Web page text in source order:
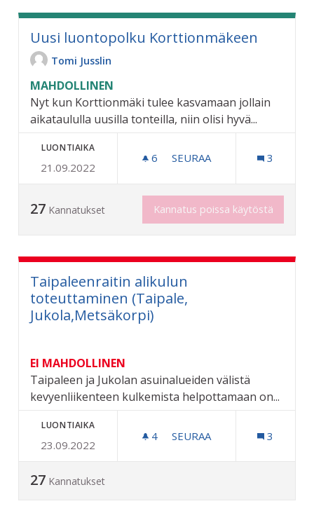
Uusi luontopolku Korttionmäkeen
Tomi Jusslin
MAHDOLLINEN
Nyt kun Korttionmäki tulee kasvamaan jollain
aikataululla uusilla tonteilla, niin olisi hyvä...
LUONTIAIKA
21.09.2022
6 6 SEURAAJAA
SEURAA 3
27 Kannatukset Kannatus poissa käytöstä
Taipaleenraitin alikulun
toteuttaminen (Taipale,
Jukola,Metsäkorpi)
EI MAHDOLLINEN
Taipaleen ja Jukolan asuinalueiden välistä
kevyenliikenteen kulkemista helpottamaan on...
LUONTIAIKA
23.09.2022
4 4 SEURAAJAA
SEURAA 3
27 Kannatukset